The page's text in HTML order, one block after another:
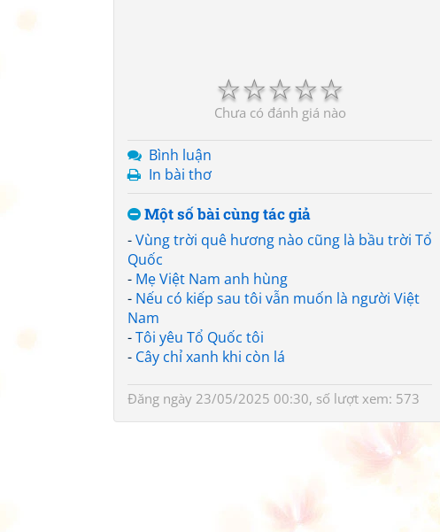
☆
☆
☆
☆
☆
Chưa có đánh giá nào
Bình luận
In bài thơ
Một số bài cùng tác giả
-Vùng trời quê hương nào cũng là bầu trời Tổ
Quốc
- Mẹ Việt Nam anh hùng
- Nếu có kiếp sau tôi vẫn muốn là người Việt
Nam
-Tôi yêu Tổ Quốc tôi
- Cây chỉ xanh khi còn lá
Đăng ngày 23/05/2025 00:30, số lượt xem: 573